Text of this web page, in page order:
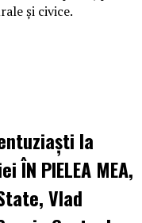
și civice.
la
PIELEA MEA,
Vlad